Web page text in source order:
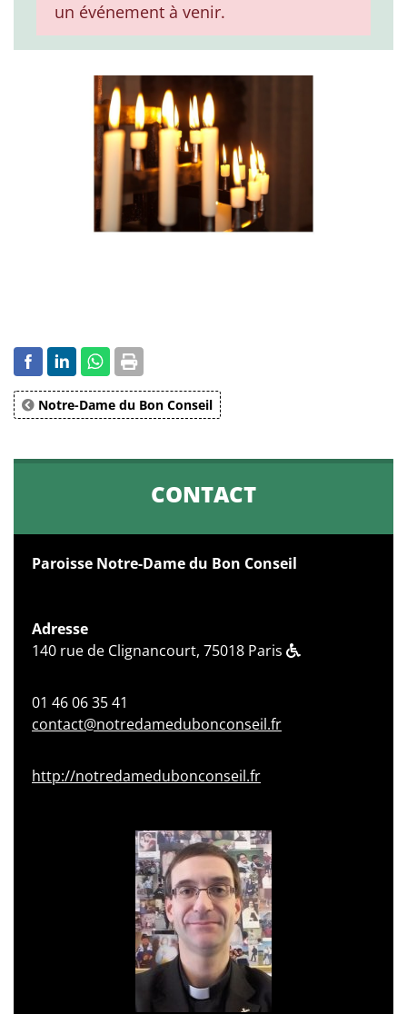
un événement à venir.
Notre-Dame du Bon Conseil
CONTACT
Paroisse Notre-Dame du Bon Conseil
Adresse
140 rue de Clignancourt, 75018 Paris
01 46 06 35 41
contact@notredamedubonconseil.fr
http://notredamedubonconseil.fr